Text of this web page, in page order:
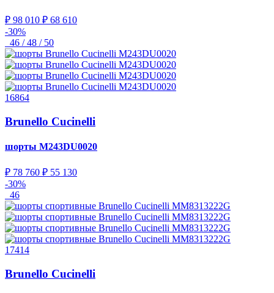
₽ 98 010 ₽ 68 610
-30%
46 / 48 / 50
16864
Brunello Cucinelli
шорты M243DU0020
₽ 78 760 ₽ 55 130
-30%
46
17414
Brunello Cucinelli